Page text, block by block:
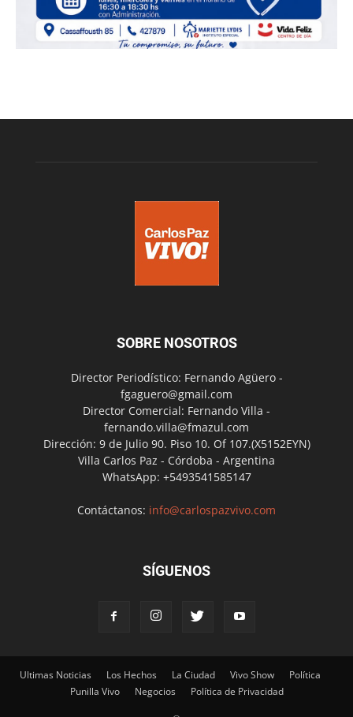
SOBRE NOSOTROS
Director Periodístico: Fernando Agüero -
fgaguero@gmail.com
Director Comercial: Fernando Villa -
fernando.villa@fmazul.com
Dirección: 9 de Julio 90. Piso 10. Of 107.(X5152EYN)
Villa Carlos Paz - Córdoba - Argentina
WhatsApp: +5493541585147
Contáctanos: info@carlospazvivo.com
SÍGUENOS
Ultimas Noticias Los Hechos La Ciudad Vivo Show
Política
Punilla Vivo
Negocios Política de Privacidad